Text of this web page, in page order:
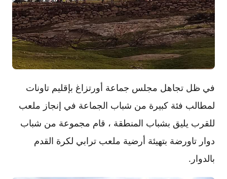
في ظل تجاهل مجلس جماعة أورتزاغ بإقليم تاونات
لمطالب فئة كبيرة من شباب الجماعة في إنجاز ملعب
للقرب يليق بشباب المنطقة ، قام مجموعة من شباب
دوار تاورضة بتهيئة أرضية ملعب ترابي لكرة القدم
بالدوار.